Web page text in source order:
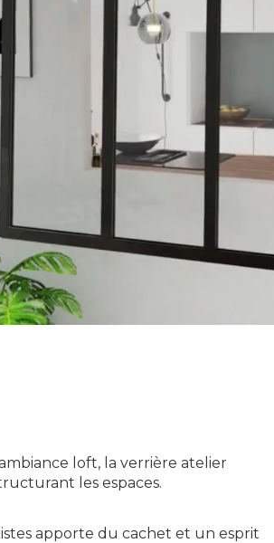
loft, la verrière atelier
les espaces.
apporte du cachet et un esprit